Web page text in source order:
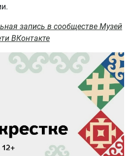
запись в сообществе Музей
ВКонтакте